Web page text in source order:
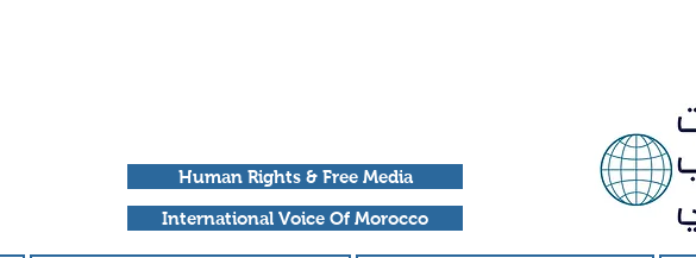
Human Rights & Free Media
International Voice Of Morocco